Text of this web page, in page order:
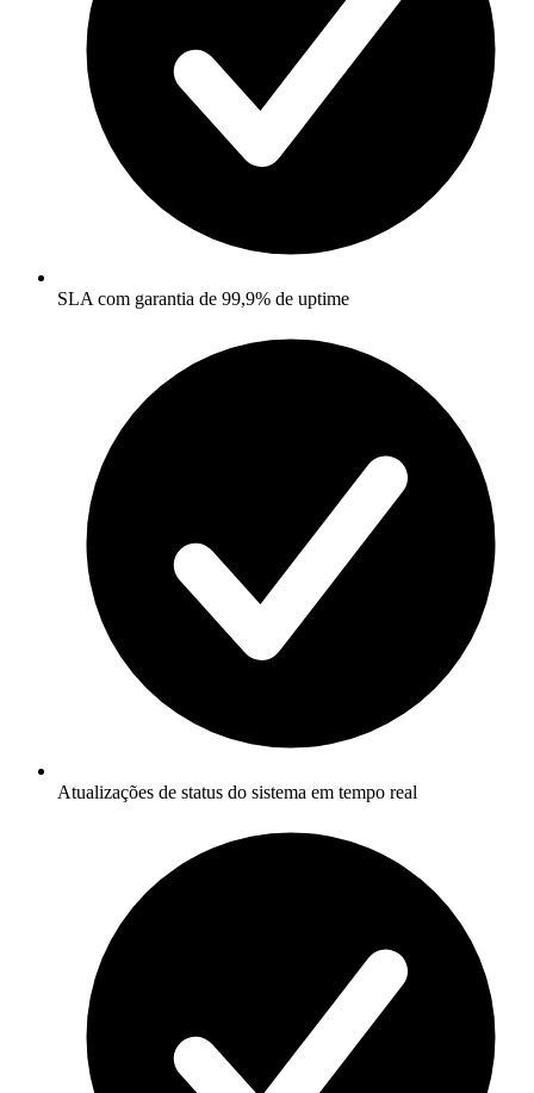
SLA com garantia de 99,9% de uptime
Atualizações de status do sistema em tempo real